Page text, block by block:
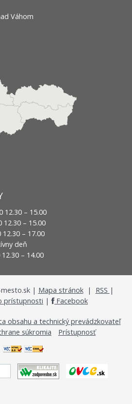
Váhom
12.30 – 15.00
12.30 – 15.00
12.30 – 17.00
deň
12.30 – 14.00
| Mapa stránok| RSS |
prístupnosti | Facebook
obsahu a technický prevádzkovateľ
súkromia
Prístupnosť